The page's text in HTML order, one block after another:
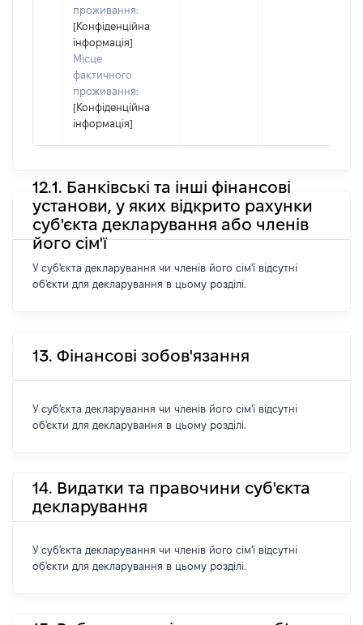
проживання:
[Конфіденційна
інформація]
Місце
фактичного
проживання:
[Конфіденційна
інформація]
12.1. Банківські та інші фінансові
установи, у яких відкрито рахунки
суб'єкта декларування або членів
його сім'ї
У суб'єкта декларування чи членів його сім'ї відсутні
об'єкти для декларування в цьому розділі.
13. Фінансові зобов'язання
У суб'єкта декларування чи членів його сім'ї відсутні
об'єкти для декларування в цьому розділі.
14. Видатки та правочини суб'єкта
декларування
У суб'єкта декларування чи членів його сім'ї відсутні
об'єкти для декларування в цьому розділі.